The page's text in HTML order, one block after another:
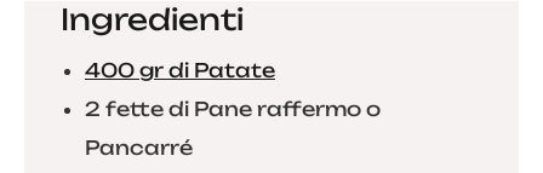
Ingredienti
400 gr di Patate
2 fette di Pane raffermo o
Pancarré